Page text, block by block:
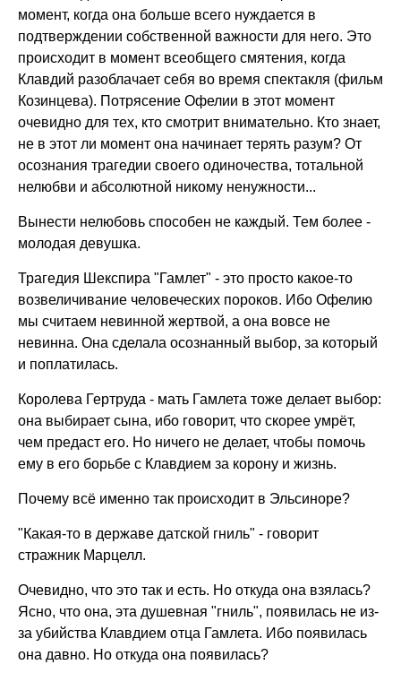
момент, когда она больше всего нуждается в
подтверждении собственной важности для него. Это
происходит в момент всеобщего смятения, когда
Клавдий разоблачает себя во время спектакля (фильм
Козинцева). Потрясение Офелии в этот момент
очевидно для тех, кто смотрит внимательно. Кто знает,
не в этот ли момент она начинает терять разум? От
осознания трагедии своего одиночества, тотальной
нелюбви и абсолютной никому ненужности...
Вынести нелюбовь способен не каждый. Тем более -
молодая девушка.
Трагедия Шекспира "Гамлет" - это просто какое-то
возвеличивание человеческих пороков. Ибо Офелию
мы считаем невинной жертвой, а она вовсе не
невинна. Она сделала осознанный выбор, за который
и поплатилась.
Королева Гертруда - мать Гамлета тоже делает выбор:
она выбирает сына, ибо говорит, что скорее умрёт,
чем предаст его. Но ничего не делает, чтобы помочь
ему в его борьбе с Клавдием за корону и жизнь.
Почему всё именно так происходит в Эльсиноре?
"Какая-то в державе датской гниль" - говорит
стражник Марцелл.
Очевидно, что это так и есть. Но откуда она взялась?
Ясно, что она, эта душевная "гниль", появилась не из-
за убийства Клавдием отца Гамлета. Ибо появилась
она давно. Но откуда она появилась?